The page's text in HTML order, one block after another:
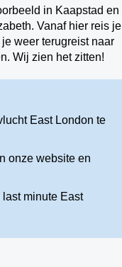
in Kaapstad en
Vanaf hier reis je
weer terugreist naar
Wij zien het zitten!
East London te
onze website en
minute East